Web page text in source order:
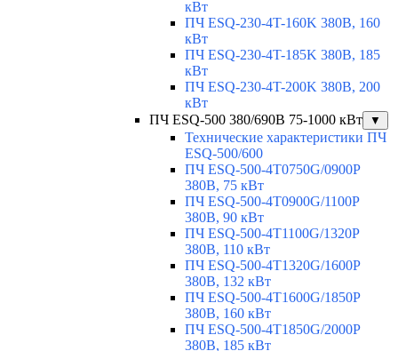
кВт
ПЧ ESQ-230-4T-160K 380В, 160
кВт
ПЧ ESQ-230-4T-185K 380В, 185
кВт
ПЧ ESQ-230-4T-200K 380В, 200
кВт
ПЧ ESQ-500 380/690В 75-1000 кВт
▼
Технические характеристики ПЧ
ESQ-500/600
ПЧ ESQ-500-4T0750G/0900P
380В, 75 кВт
ПЧ ESQ-500-4T0900G/1100P
380В, 90 кВт
ПЧ ESQ-500-4T1100G/1320P
380В, 110 кВт
ПЧ ESQ-500-4T1320G/1600P
380В, 132 кВт
ПЧ ESQ-500-4T1600G/1850P
380В, 160 кВт
ПЧ ESQ-500-4T1850G/2000P
380В, 185 кВт